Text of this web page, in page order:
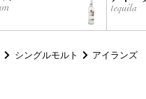
シングルモルト アイランズ